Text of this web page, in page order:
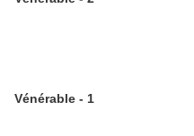
Vénérable - 1